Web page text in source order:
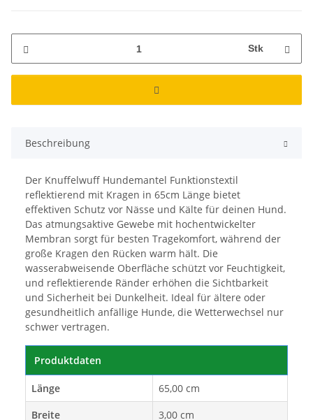
Stk
Beschreibung
Der Knuffelwuff Hundemantel Funktionstextil
reflektierend mit Kragen in 65cm Länge bietet
effektiven Schutz vor Nässe und Kälte für deinen Hund.
Das atmungsaktive Gewebe mit hochentwickelter
Membran sorgt für besten Tragekomfort, während der
große Kragen den Rücken warm hält. Die
wasserabweisende Oberfläche schützt vor Feuchtigkeit,
und reflektierende Ränder erhöhen die Sichtbarkeit
und Sicherheit bei Dunkelheit. Ideal für ältere oder
gesundheitlich anfällige Hunde, die Wetterwechsel nur
schwer vertragen.
Produktdaten
Länge
65,00 cm
Breite
3,00 cm